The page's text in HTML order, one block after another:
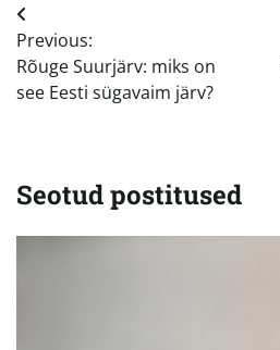
Navigeerimine
Previous:
Rõuge Suurjärv: miks on
see Eesti sügavaim järv?
Seotud postitused